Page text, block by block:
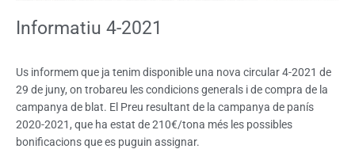
Informatiu 4-2021
Us informem que ja tenim disponible una nova circular 4-2021 de
29 de juny, on trobareu les condicions generals i de compra de la
campanya de blat. El Preu resultant de la campanya de panís
2020-2021, que ha estat de 210€/tona més les possibles
bonificacions que es puguin assignar.